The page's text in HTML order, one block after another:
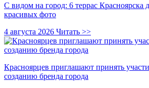
С видом на город: 6 террас Красноярска
красивых фото
4 августа 2026 Читать >>
Красноярцев приглашают принять
созданию бренда города